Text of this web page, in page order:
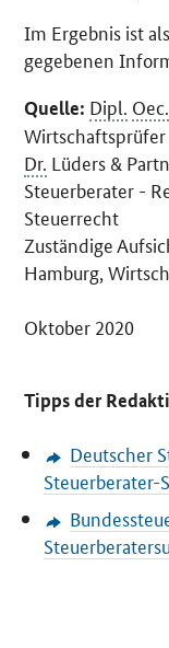
Im Ergebnis ist
gegebenen
Quelle: Dipl. Oec.
Dr. Lüders &
Steuerberater -
Steuerrecht
Zuständige
Hamburg,
Oktober 2020
Tipps der
Deutscher
Steuerberater-